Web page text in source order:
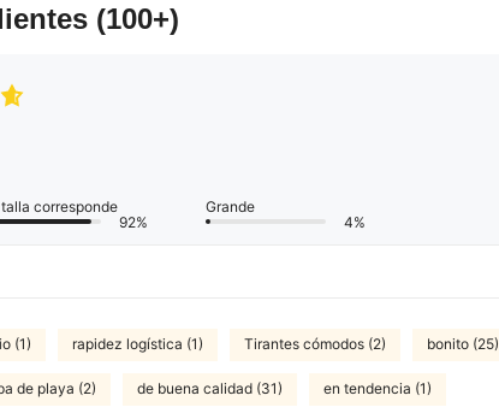
(100+)
corresponde
92%
Grande
4%
(1) rapidez logística (1) Tirantes cómodos (2) bonito (25)
de playa (2) de buena calidad (31) en tendencia (1)